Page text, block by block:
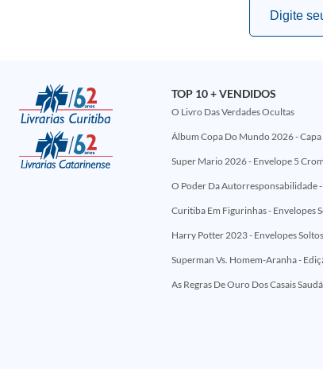
TOP 10 + VENDIDOS
O Livro Das Verdades Ocultas
Álbum Copa Do Mundo 2026 -
Super Mario 2026 - Envelope 5
O Poder Da Autorresponsabilidade
Curitiba Em Figurinhas - Envelopes
Harry Potter 2023 - Envelopes Soltos
As Regras De Ouro Dos Casais